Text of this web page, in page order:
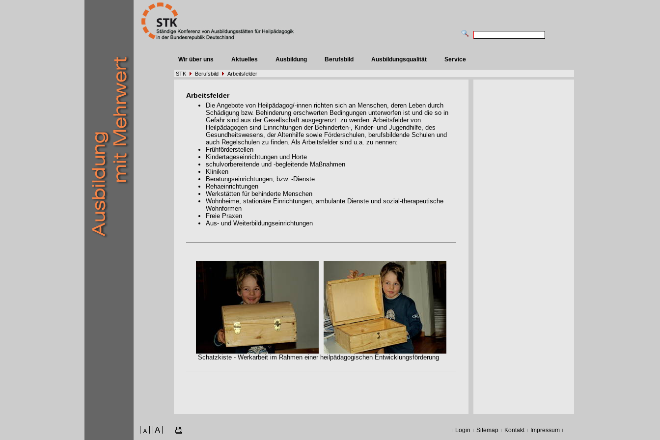
Wir über uns Aktuelles Ausbildung Berufsbild Ausbildungsqualität Service
STK Berufsbild Arbeitsfelder
Arbeitsfelder
Die Angebote von Heilpädagog/-innen richten sich an Menschen, deren Leben durch
Schädigung bzw. Behinderung erschwerten Bedingungen unterworfen ist und die so in
Gefahr sind aus der Gesellschaft ausgegrenzt zu werden. Arbeitsfelder von
Heilpädagogen sind Einrichtungen der Behinderten-, Kinder- und Jugendhilfe, des
Gesundheitswesens, der Altenhilfe sowie Förderschulen, berufsbildende Schulen und
auch Regelschulen zu finden. Als Arbeitsfelder sind u.a. zu nennen:
Frühförderstellen
Kindertageseinrichtungen und Horte
schulvorbereitende und -begleitende Maßnahmen
Kliniken
Beratungseinrichtungen, bzw. -Dienste
Rehaeinrichtungen
Werkstätten für behinderte Menschen
Wohnheime, stationäre Einrichtungen, ambulante Dienste und sozial-therapeutische
Wohnformen
Freie Praxen
Aus- und Weiterbildungseinrichtungen
Schatzkiste - Werkarbeit im Rahmen einer heilpädagogischen Entwicklungsförderung
Login Sitemap Kontakt Impressum